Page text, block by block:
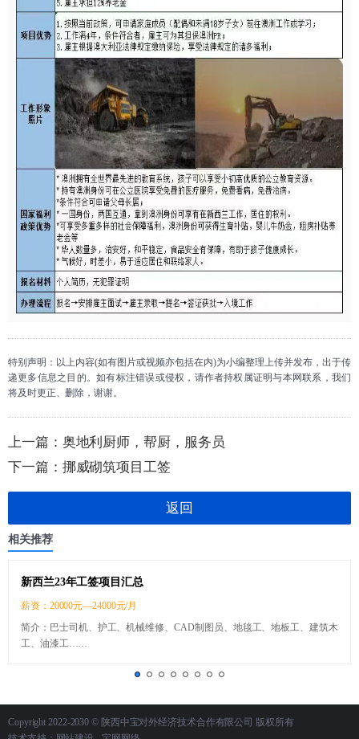
特别声明：以上内容(如有图片或视频亦包括在内)为小编整理上传并发布，出于传
递更多信息之目的。如有标注错误或侵权，请作者持权属证明与本网联系，我们
将及时更正、删除，谢谢。
上一篇： 奥地利厨师，帮厨，服务员
下一篇： 挪威砌筑项目工签
返回
相关推荐
新西兰23年工签项目汇总
薪资：20000元—24000元/月
简介：巴士司机、护工、机械维修、CAD制图员、地毯工、地板工、建筑木
工、油漆工……
Copyright 2022-2030 © 陕西中宝对外经济技术合作有限公司 版权所有